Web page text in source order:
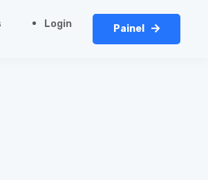
Login Painel